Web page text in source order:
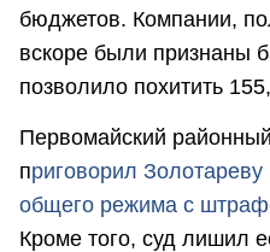
бюджетов. Компании,
вскоре были признаны
позволило похитить
Первомайский
приговорил
общего режима с
Кроме того, суд лишил